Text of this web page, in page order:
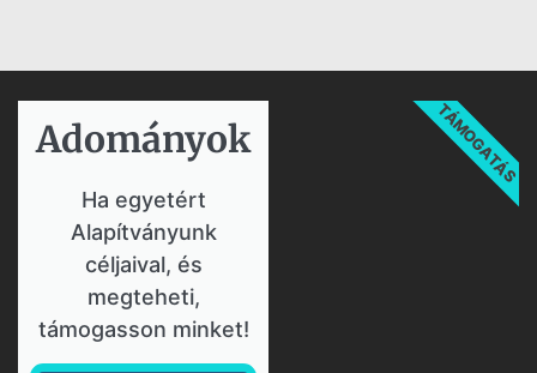
Adományok​
Ha egyetért
Alapítványunk
céljaival, és
megteheti,
támogasson minket!
TÁMOGATÁS